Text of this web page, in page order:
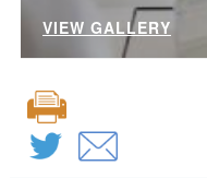
VIEW GALLERY